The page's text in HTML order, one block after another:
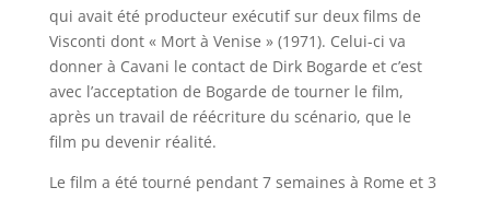
qui avait été producteur exécutif sur deux films de
Visconti dont « Mort à Venise » (1971). Celui-ci va
donner à Cavani le contact de Dirk Bogarde et c’est
avec l’acceptation de Bogarde de tourner le film,
après un travail de réécriture du scénario, que le
film pu devenir réalité.
Le film a été tourné pendant 7 semaines à Rome et 3